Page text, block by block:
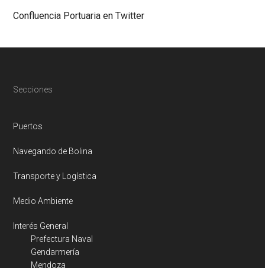
Confluencia Portuaria en Twitter
Footer
Secciones
Puertos
Navegando de Bolina
Transporte y Logística
Medio Ambiente
Interés General
Prefectura Naval
Gendarmería
Mendoza